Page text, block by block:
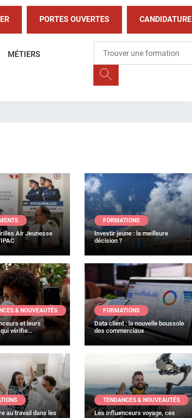
PORTES OUVERTES CANDIDATURE
MÉTIERS
Air Jeunesse
FORMATIONS
Investir jeune : la meilleure
décision ?
& NOUVEAUTÉS
et leurs
vérifie…
FORMATIONS
Data client : la nouvelle boussole
des commerciaux
au travail dans les
TENDANCES & NOUVEAUTÉS
Les influenceurs voyage, ces